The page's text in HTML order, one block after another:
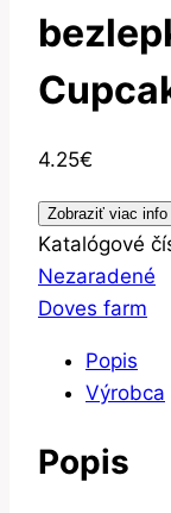
4.25€
Zobraziť viac info
Katalógové
Nezaradené
Doves farm
Popis
Výrobca
Popis